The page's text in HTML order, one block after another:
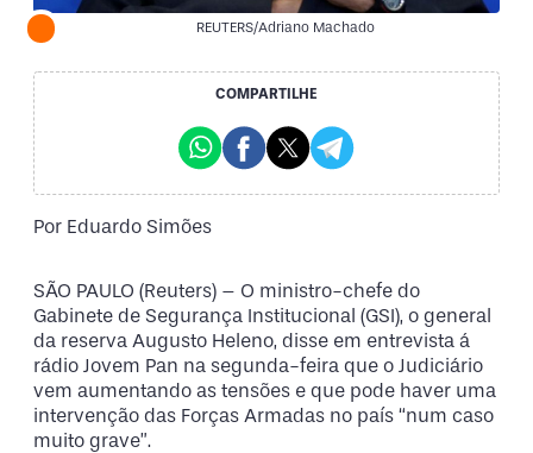
REUTERS/Adriano Machado
COMPARTILHE
Por Eduardo Simões
SÃO PAULO (Reuters) – O ministro-chefe do
Gabinete de Segurança Institucional (GSI), o general
da reserva Augusto Heleno, disse em entrevista á
rádio Jovem Pan na segunda-feira que o Judiciário
vem aumentando as tensões e que pode haver uma
intervenção das Forças Armadas no país “num caso
muito grave”.